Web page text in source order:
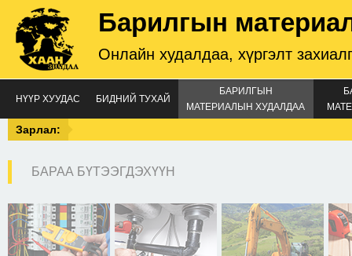
Барилгын
Онлайн худалдаа, хүргэлт
НҮҮР ХУУДАС БИДНИЙ ТУХАЙ
БАРИЛГЫН
МАТЕРИАЛЫН ХУДАЛДАА
Зарлал:
БАРАА БҮТЭЭГДЭХҮҮН